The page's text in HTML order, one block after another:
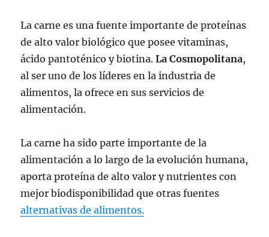
La carne es una fuente importante de proteínas
de alto valor biológico que posee vitaminas,
ácido pantoténico y biotina. La Cosmopolitana,
al ser uno de los líderes en la industria de
alimentos, la ofrece en sus servicios de
alimentación.
La carne ha sido parte importante de la
alimentación a lo largo de la evolución humana,
aporta proteína de alto valor y nutrientes con
mejor biodisponibilidad que otras fuentes
alternativas de alimentos.